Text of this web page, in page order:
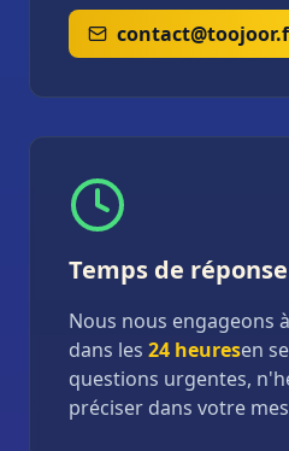
Temps de réponse
Nous nous engageons
dans les 24 heuresen
questions urgentes,
préciser dans votre